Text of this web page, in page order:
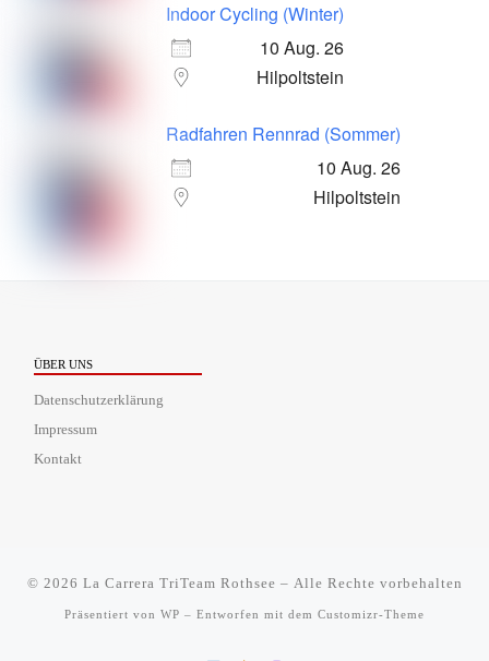
Indoor Cycling (Winter)
10 Aug. 26
Hilpoltstein
Radfahren Rennrad (Sommer)
10 Aug. 26
Hilpoltstein
ÜBER UNS
Datenschutzerklärung
Impressum
Kontakt
© 2026 La Carrera TriTeam Rothsee – Alle Rechte vorbehalten
Präsentiert von WP – Entworfen mit dem Customizr-Theme